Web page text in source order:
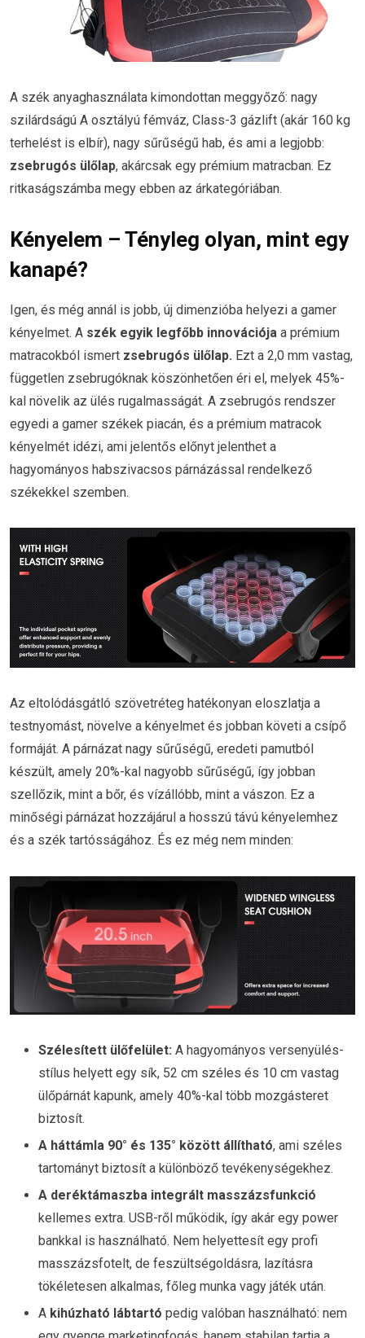
A szék anyaghasználata kimondottan meggyőző: nagy
szilárdságú A osztályú fémváz, Class-3 gázlift (akár 160 kg
terhelést is elbír), nagy sűrűségű hab, és ami a legjobb:
zsebrugós ülőlap, akárcsak egy prémium matracban. Ez
ritkaságszámba megy ebben az árkategóriában.
Kényelem – Tényleg olyan, mint egy
kanapé?
Igen, és még annál is jobb, új dimenzióba helyezi a gamer
kényelmet. A szék egyik legfőbb innovációja a prémium
matracokból ismert zsebrugós ülőlap. Ezt a 2,0 mm vastag,
független zsebrugóknak köszönhetően éri el, melyek 45%-
kal növelik az ülés rugalmasságát. A zsebrugós rendszer
egyedi a gamer székek piacán, és a prémium matracok
kényelmét idézi, ami jelentős előnyt jelenthet a
hagyományos habszivacsos párnázással rendelkező
székekkel szemben.
Az eltolódásgátló szövetréteg hatékonyan eloszlatja a
testnyomást, növelve a kényelmet és jobban követi a csípő
formáját. A párnázat nagy sűrűségű, eredeti pamutból
készült, amely 20%-kal nagyobb sűrűségű, így jobban
szellőzik, mint a bőr, és vízállóbb, mint a vászon. Ez a
minőségi párnázat hozzájárul a hosszú távú kényelemhez
és a szék tartósságához. És ez még nem minden:
Szélesített ülőfelület: A hagyományos versenyülés-
stílus helyett egy sík, 52 cm széles és 10 cm vastag
ülőpárnát kapunk, amely 40%-kal több mozgásteret
biztosít.
A háttámla 90° és 135° között állítható, ami széles
tartományt biztosít a különböző tevékenységekhez.
A deréktámaszba integrált masszázsfunkció
kellemes extra. USB-ről működik, így akár egy power
bankkal is használható. Nem helyettesít egy profi
masszázsfotelt, de feszültségoldásra, lazításra
tökéletesen alkalmas, főleg munka vagy játék után.
A kihúzható lábtartó pedig valóban használható: nem